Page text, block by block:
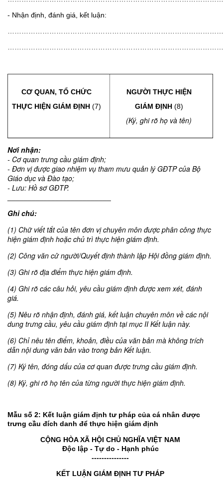
- Nhận định, đánh giá, kết luận:
CƠ QUAN, TỔ CHỨC
THỰC HIỆN GIÁM ĐỊNH (7)
NGƯỜI THỰC HIỆN
GIÁM ĐỊNH (8)
(Ký, ghi rõ họ và tên)
Nơi nhận:
- Cơ quan trưng cầu giám định;
- Đơn vị được giao nhiệm vụ tham mưu quản lý GĐTP của Bộ
Giáo dục và Đào tạo;
- Lưu: Hồ sơ GĐTP.
Ghi chú:
(1) Chữ viết tắt của tên đơn vị chuyên môn được phân công thực
hiện giám định hoặc chủ trì thực hiện giám định.
(2) Công văn cử người/Quyết định thành lập Hội đồng giám định.
(3) Ghi rõ địa điểm thực hiện giám định.
(4) Ghi rõ các câu hỏi, yêu cầu giám định được xem xét, đánh
giá.
(5) Nêu rõ nhận định, đánh giá, kết luận chuyên môn về các nội
dung trưng cầu, yêu cầu giám định tại mục II Kết luận này.
(6) Chỉ nêu tên điểm, khoản, điều của văn bản mà không trích
dẫn nội dung văn bản vào trong bản Kết luận.
(7) Ký tên, đóng dấu của cơ quan được trưng cầu giám định.
(8) Ký, ghi rõ họ tên của từng người thực hiện giám định.
Mẫu số 2: Kết luận giám định tư pháp của cá nhân được
trưng cầu đích danh để thực hiện giám định
CỘNG HÒA XÃ HỘI CHỦ NGHĨA VIỆT NAM
Độc lập - Tự do - Hạnh phúc
---------------
KẾT LUẬN GIÁM ĐỊNH TƯ PHÁP